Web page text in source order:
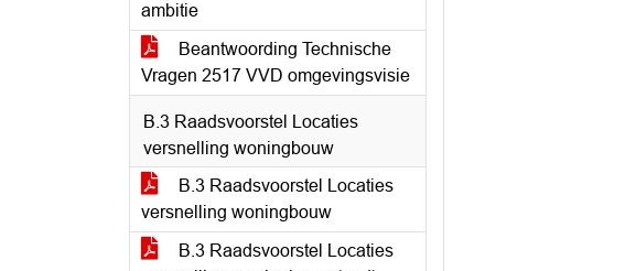
ambitie
Beantwoording Technische
Vragen 2517 VVD omgevingsvisie
B.3 Raadsvoorstel Locaties
versnelling woningbouw
B.3 Raadsvoorstel Locaties
versnelling woningbouw
B.3 Raadsvoorstel Locaties